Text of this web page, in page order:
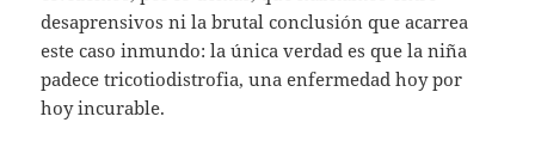
desaprensivos ni la brutal conclusión que acarrea
este caso inmundo: la única verdad es que la niña
padece tricotiodistrofia, una enfermedad hoy por
hoy incurable.